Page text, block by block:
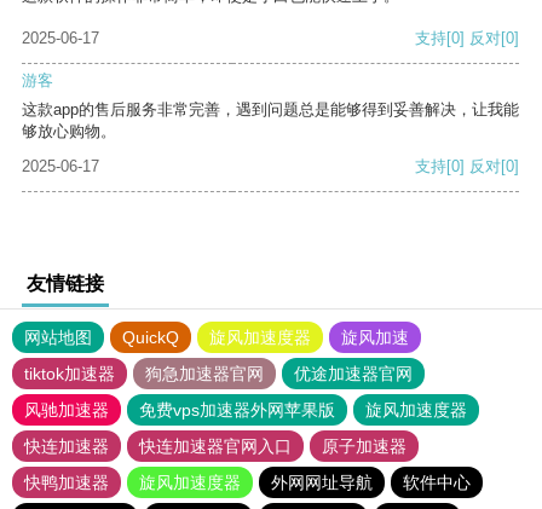
2025-06-17 支持[0] 反对[0]
游客
这款app的售后服务非常完善，遇到问题总是能够得到妥善解决，让我能
够放心购物。
2025-06-17
支持[0] 反对[0]
友情链接
网站地图 QuickQ 旋风加速度器
旋风加速
tiktok加速器
狗急加速器官网
优途加速器官网
风驰加速器
免费vps加速器外网苹果版
旋风加速度器
快连加速器
快连加速器官网入口
原子加速器
快鸭加速器
旋风加速度器 外网网址导航 软件中心